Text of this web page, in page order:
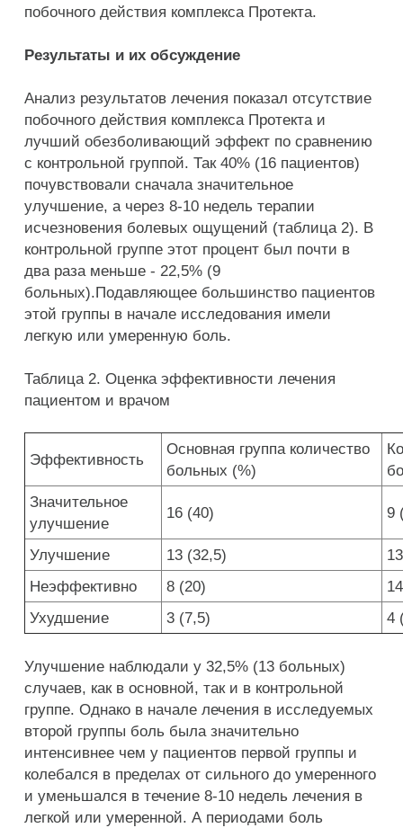
побочного действия комплекса Протекта.
Результаты и их обсуждение
Анализ результатов лечения показал отсутствие
побочного действия комплекса Протекта и
лучший обезболивающий эффект по сравнению
с контрольной группой. Так 40% (16 пациентов)
почувствовали сначала значительное
улучшение, а через 8-10 недель терапии
исчезновения болевых ощущений (таблица 2). В
контрольной группе этот процент был почти в
два раза меньше - 22,5% (9
больных).Подавляющее большинство пациентов
этой группы в начале исследования имели
легкую или умеренную боль.
Таблица 2. Оценка эффективности лечения
пациентом и врачом
Эффективность
Основная группа количество
больных (%)
Значительное
улучшение
16 (40) 9
Улучшение 13 (32,5)
Неэффективно
8 (20)
Ухудшение
3 (7,5) 4
Улучшение наблюдали у 32,5% (13 больных)
случаев, как в основной, так и в контрольной
группе. Однако в начале лечения в исследуемых
второй группы боль была значительно
интенсивнее чем у пациентов первой группы и
колебался в пределах от сильного до умеренного
и уменьшался в течение 8-10 недель лечения в
легкой или умеренной. А периодами боль